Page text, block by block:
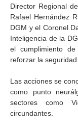
Director Regional
Rafael Hernández
DGM y el Coronel
Inteligencia de la
el cumplimiento
reforzar la seguridad
Las acciones se
como punto
sectores como
circundantes.